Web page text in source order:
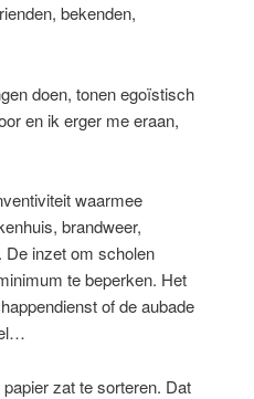
bekenden,
doen, tonen egoïstisch
en ik erger me eraan,
waarmee
brandweer,
De inzet om scholen
te beperken. Het
of de aubade
zat te sorteren. Dat